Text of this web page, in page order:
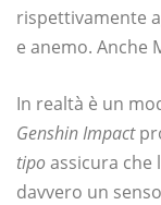
rispettivamente
e anemo. Anche
In realtà è un
Genshin Impact
tipoassicura che
davvero un